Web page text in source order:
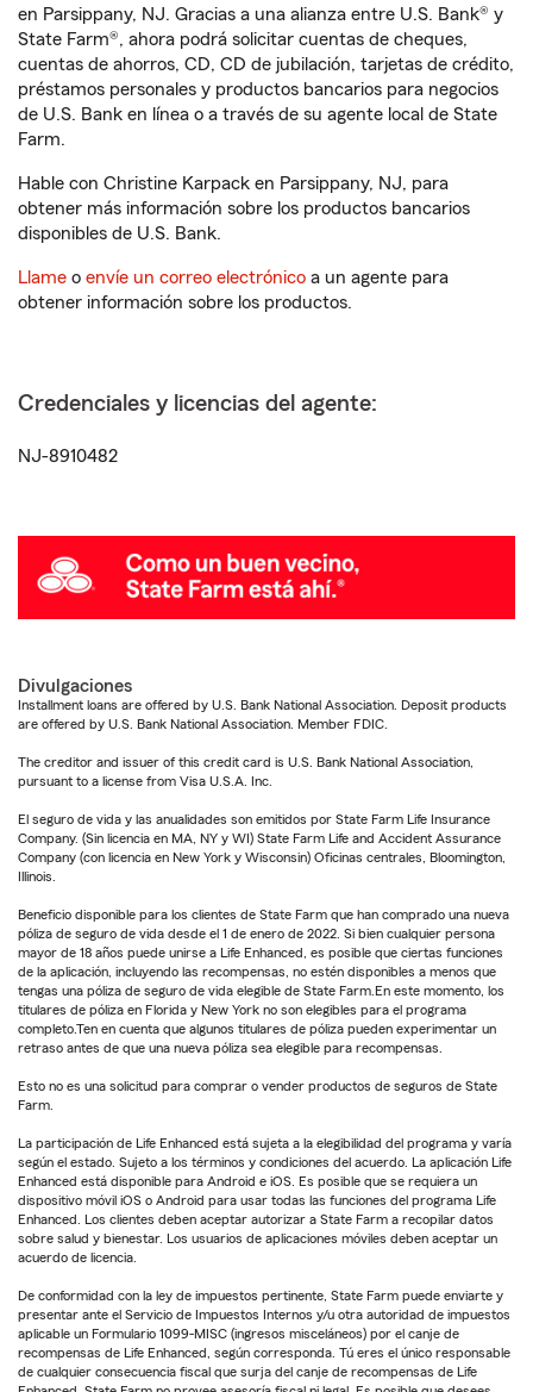
en Parsippany, NJ. Gracias a una alianza entre U.S. Bank® y
State Farm®, ahora podrá solicitar cuentas de cheques,
cuentas de ahorros, CD, CD de jubilación, tarjetas de crédito,
préstamos personales y productos bancarios para negocios
de U.S. Bank en línea o a través de su agente local de State
Farm.
Hable con Christine Karpack en Parsippany, NJ, para
obtener más información sobre los productos bancarios
disponibles de U.S. Bank.
Llame o envíe un correo electrónico a un agente para
obtener información sobre los productos.
Credenciales y licencias del agente:
NJ-8910482
Divulgaciones
Installment loans are offered by U.S. Bank National Association. Deposit products
are offered by U.S. Bank National Association. Member FDIC.
The creditor and issuer of this credit card is U.S. Bank National Association,
pursuant to a license from Visa U.S.A. Inc.
El seguro de vida y las anualidades son emitidos por State Farm Life Insurance
Company. (Sin licencia en MA, NY y WI) State Farm Life and Accident Assurance
Company (con licencia en New York y Wisconsin) Oficinas centrales, Bloomington,
Illinois.
Beneficio disponible para los clientes de State Farm que han comprado una nueva
póliza de seguro de vida desde el 1 de enero de 2022. Si bien cualquier persona
mayor de 18 años puede unirse a Life Enhanced, es posible que ciertas funciones
de la aplicación, incluyendo las recompensas, no estén disponibles a menos que
tengas una póliza de seguro de vida elegible de State Farm.En este momento, los
titulares de póliza en Florida y New York no son elegibles para el programa
completo.Ten en cuenta que algunos titulares de póliza pueden experimentar un
retraso antes de que una nueva póliza sea elegible para recompensas.
Esto no es una solicitud para comprar o vender productos de seguros de State
Farm.
La participación de Life Enhanced está sujeta a la elegibilidad del programa y varía
según el estado. Sujeto a los términos y condiciones del acuerdo. La aplicación Life
Enhanced está disponible para Android e iOS. Es posible que se requiera un
dispositivo móvil iOS o Android para usar todas las funciones del programa Life
Enhanced. Los clientes deben aceptar autorizar a State Farm a recopilar datos
sobre salud y bienestar. Los usuarios de aplicaciones móviles deben aceptar un
acuerdo de licencia.
De conformidad con la ley de impuestos pertinente, State Farm puede enviarte y
presentar ante el Servicio de Impuestos Internos y/u otra autoridad de impuestos
aplicable un Formulario 1099-MISC (ingresos misceláneos) por el canje de
recompensas de Life Enhanced, según corresponda. Tú eres el único responsable
de cualquier consecuencia fiscal que surja del canje de recompensas de Life